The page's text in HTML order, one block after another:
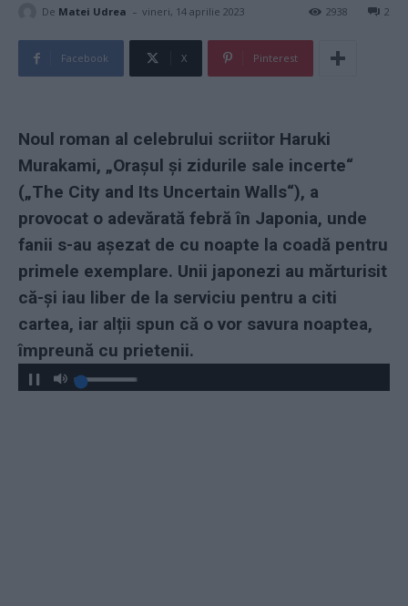
De Matei Udrea - vineri, 14 aprilie 2023 2
2938
Facebook X Pinterest
Noul roman al celebrului scriitor Haruki
Murakami, „Orașul și zidurile sale incerte“
(„The City and Its Uncertain Walls“), a
provocat o adevărată febră în Japonia, unde
fanii s-au așezat de cu noapte la coadă pentru
primele exemplare. Unii japonezi au mărturisit
că-și iau liber de la serviciu pentru a citi
cartea, iar alții spun că o vor savura noaptea,
împreună cu prietenii.